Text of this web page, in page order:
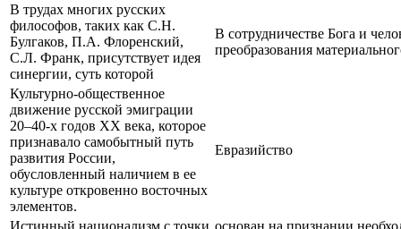
В трудах многих русских
философов, таких как С.Н.
Булгаков, П.А. Флоренский,
С.Л. Франк, присутствует идея
синергии, суть которой
В сотрудничестве Бога и
преобразования
Культурно-общественное
движение русской эмиграции
20–40-х годов XX века, которое
признавало самобытный путь
развития России,
обусловленный наличием в ее
культуре откровенно восточных
элементов.
Евразийство
Истинный национализм с точки основан на признании